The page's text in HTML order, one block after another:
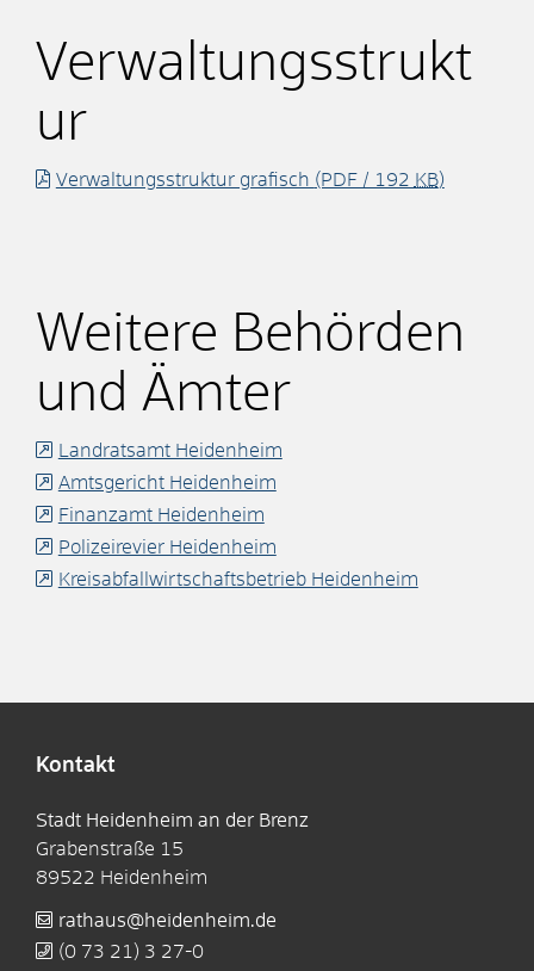
Verwaltungsstrukt
ur
Verwaltungsstruktur grafisch (PDF / 192 KB)
Weitere Behörden
und Ämter
Landratsamt Heidenheim
Amtsgericht Heidenheim
Finanzamt Heidenheim
Polizeirevier Heidenheim
Kreisabfallwirtschaftsbetrieb Heidenheim
Kontakt
Stadt Heidenheim an der Brenz
Grabenstraße 15
89522 Heidenheim
rathaus@heidenheim.de
(0 73 21) 3 27-0